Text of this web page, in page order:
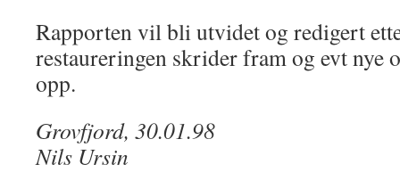
Rapporten vil bli utvidet og redigert
restaureringen skrider fram og evt nye
opp.
Grovfjord, 30.01.98
Nils Ursin